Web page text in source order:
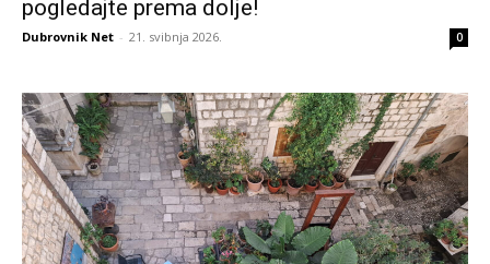
pogledajte prema dolje!
Dubrovnik Net - 21. svibnja 2026. 0